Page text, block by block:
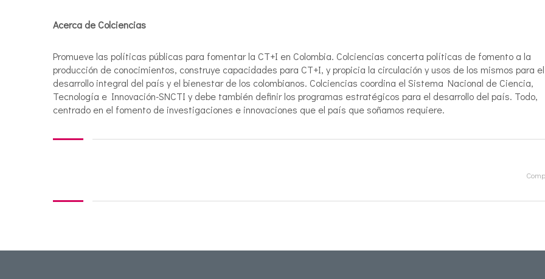
Acerca de Colciencias
Promueve las políticas públicas para fomentar la CT+I en Colombia. Colciencias concerta políticas de fomento a la
producción de conocimientos, construye capacidades para CT+I, y propicia la circulación y usos de los mismos para el
desarrollo integral del país y el bienestar de los colombianos. Colciencias coordina el Sistema Nacional de Ciencia,
Tecnología e Innovación-SNCTI y debe también definir los programas estratégicos para el desarrollo del país. Todo,
centrado en el fomento de investigaciones e innovaciones que el país que soñamos requiere.